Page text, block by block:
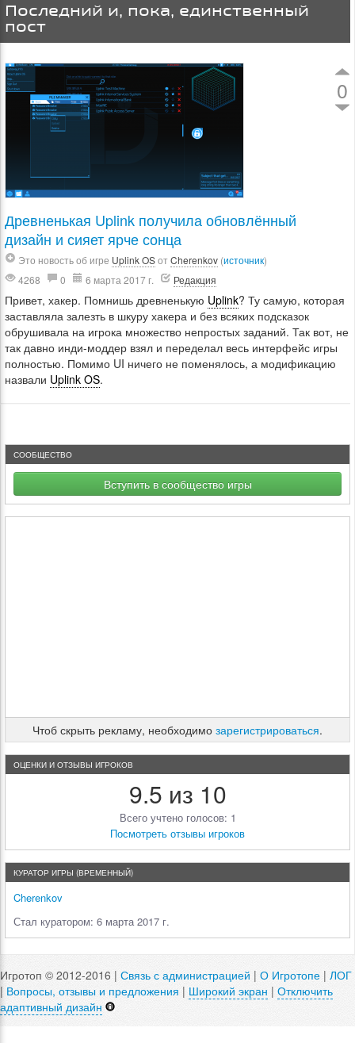
Последний и, пока, единственный
пост
0
Древненькая Uplink получила обновлённый
дизайн и сияет ярче сонца
Это новость об игре Uplink OSотCherenkov (источник)
4268
0 6 марта 2017 г. Редакция
Привет, хакер. Помнишь древненькую Uplink? Ту самую, которая
заставляла залезть в шкуру хакера и без всяких подсказок
обрушивала на игрока множество непростых заданий. Так вот, не
так давно инди-моддер взял и переделал весь интерфейс игры
полностью. Помимо UI ничего не поменялось, а модификацию
назвали Uplink OS.
СООБЩЕСТВО
Вступить в сообщество игры
Чтоб скрыть рекламу, необходимо зарегистрироваться.
ОЦЕНКИ И ОТЗЫВЫ ИГРОКОВ
9.5 из 10
Всего учтено голосов: 1
Посмотреть отзывы игроков
КУРАТОР ИГРЫ (ВРЕМЕННЫЙ)
Cherenkov
Стал куратором: 6 марта 2017 г.
Игротоп © 2012-2016 | Связь с администрацией | О Игротопе | ЛОГ
| Вопросы, отзывы и предложения | Широкий экран | Отключить
адаптивный дизайн